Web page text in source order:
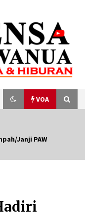
VOA
Modern di
Rumah Tangga
Hukum
Janji PAW